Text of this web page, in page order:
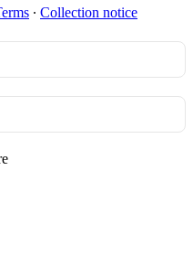
∙ Collection notice